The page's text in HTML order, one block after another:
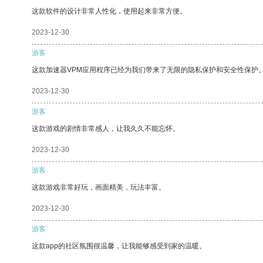
这款软件的设计非常人性化，使用起来非常方便。
2023-12-30
游客
这款加速器VPM应用程序已经为我们带来了无限的隐私保护和安全性保护
2023-12-30
游客
这款游戏的剧情非常感人，让我久久不能忘怀。
2023-12-30
游客
这款游戏非常好玩，画面精美，玩法丰富。
2023-12-30
游客
这款app的社区氛围很温馨，让我能够感受到家的温暖。